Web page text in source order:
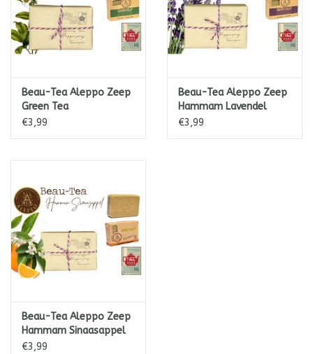
Tisanes (Rooibos, Kruiden &
Specerijen)
Beau-Tea Aleppo Zeep
Green Tea
€3,99
Beau-Tea Aleppo Zeep
Hammam Lavendel
€3,99
Beau-Tea Aleppo Zeep
Hammam Sinaasappel
€3,99